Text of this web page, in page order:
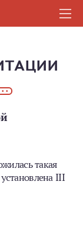
• •
такая
III